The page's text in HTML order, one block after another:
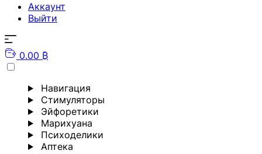
Аккаунт
Выйти
0.00 ₿
Навигация
Стимуляторы
Эйфоретики
Марихуана
Психоделики
Аптека